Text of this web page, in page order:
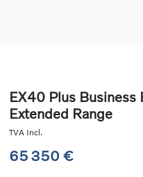
voiture
EX40 Plus
Extended Range
TVA Incl.
65 350 €